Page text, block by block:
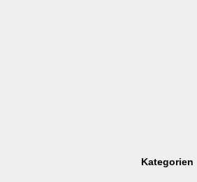
Kategorien